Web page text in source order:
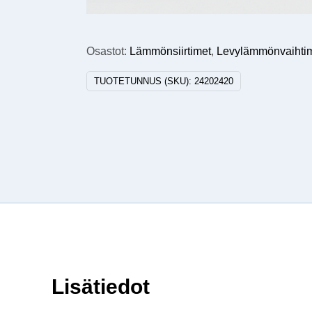
Osastot: Lämmönsiirtimet,
TUOTETUNNUS (SKU):24202420
Lisätiedot